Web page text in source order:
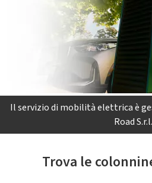
Il servizio di mobilità elettrica è
Road S.r.l.
Trova le